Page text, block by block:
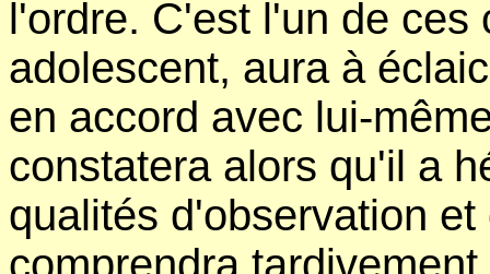
l'ordre. C'est l'un de ces
adolescent, aura à
en accord avec lui-
constatera alors qu'il a
qualités d'observation
comprendra